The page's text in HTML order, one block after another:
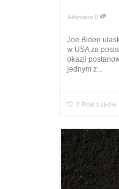
Aktywizm 0
Joe Biden
w USA za
okazji
jednym z...
0 Brak Lajków